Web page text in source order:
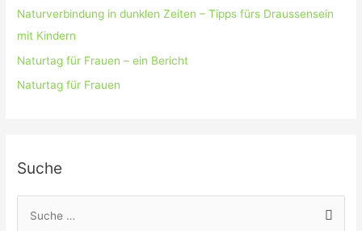
Naturverbindung in dunklen Zeiten – Tipps fürs Draussensein
mit Kindern
Naturtag für Frauen – ein Bericht
Naturtag für Frauen
Suche